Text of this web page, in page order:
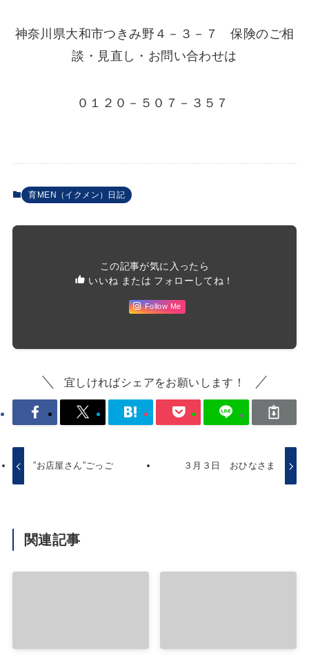
神奈川県大和市つきみ野４－３－７ 保険のご相
談・見直し・お問い合わせは
０１２０－５０７－３５７
育MEN（イクメン）日記
この記事が気に入ったら
いいね または フォローしてね！
Follow Me
宜しければシェアをお願いします！
”お店屋さん”ごっご ３月３日 おひなさま
関連記事